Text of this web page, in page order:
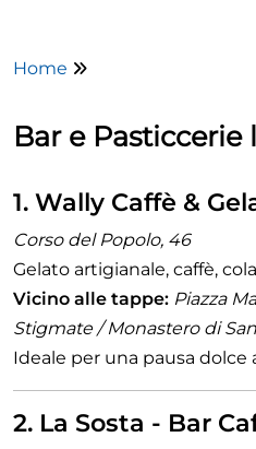
Home
Bar e
1. Wally Caffè &
Corso del Popolo, 46
Gelato artigianale, caffè,
Vicino alle tappe: Piazza
Stigmate / Monastero di
Ideale per una pausa dolce
2. La Sosta - Bar